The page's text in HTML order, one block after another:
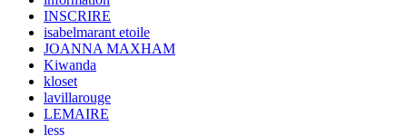
INSCRIRE
isabelmarant etoile
JOANNA MAXHAM
Kiwanda
kloset
lavillarouge
LEMAIRE
less